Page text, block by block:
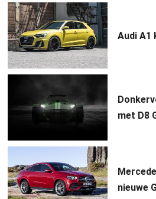
Audi A1
met D8
nieuwe